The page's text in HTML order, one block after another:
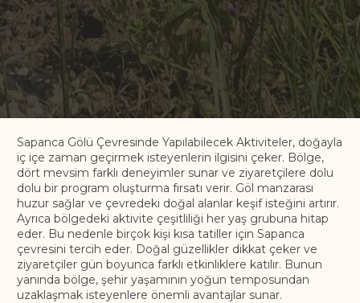
Sapanca Gölü Çevresinde Yapılabilecek Aktiviteler, doğayla
iç içe zaman geçirmek isteyenlerin ilgisini çeker. Bölge,
dört mevsim farklı deneyimler sunar ve ziyaretçilere dolu
dolu bir program oluşturma fırsatı verir. Göl manzarası
huzur sağlar ve çevredeki doğal alanlar keşif isteğini artırır.
Ayrıca bölgedeki aktivite çeşitliliği her yaş grubuna hitap
eder. Bu nedenle birçok kişi kısa tatiller için Sapanca
çevresini tercih eder. Doğal güzellikler dikkat çeker ve
ziyaretçiler gün boyunca farklı etkinliklere katılır. Bunun
yanında bölge, şehir yaşamının yoğun temposundan
uzaklaşmak isteyenlere önemli avantajlar sunar.